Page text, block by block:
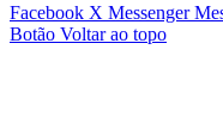
Facebook X Messenger
Botão Voltar ao topo